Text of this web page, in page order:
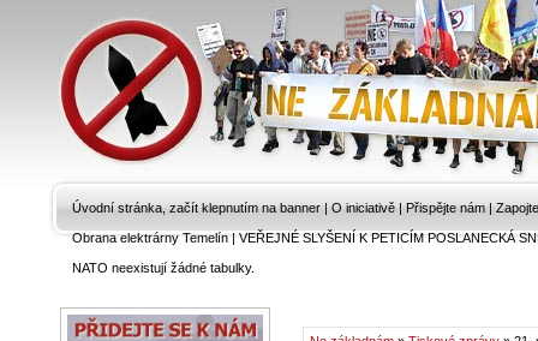
Úvodní stránka, začít klepnutím na banner | O iniciativě | Přispějte nám |
Obrana elektrárny Temelín|VEŘEJNÉ SLYŠENÍ K PETICÍM POSLANECKÁ
NATO neexistují žádné tabulky.